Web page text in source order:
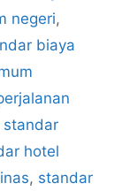
negeri,
biaya
standar
hotel
, standar